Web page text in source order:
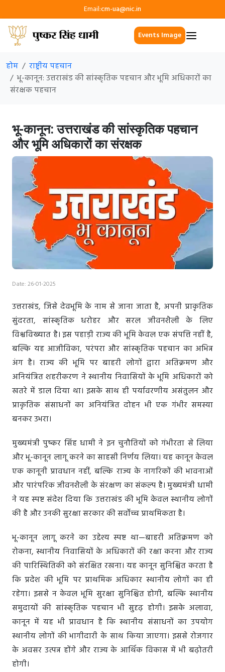
Email:cm-ua@nic.in
Events Image
होम
राष्ट्रीय पहचान
भू-कानून: उत्तराखंड की सांस्कृतिक पहचान और भूमि अधिकारों का
संरक्षक पहचान
भू-कानून: उत्तराखंड की सांस्कृतिक पहचान
और भूमि अधिकारों का संरक्षक
Date: 26-01-2025
उत्तराखंड, जिसे देवभूमि के नाम से जाना जाता है, अपनी प्राकृतिक
सुंदरता, सांस्कृतिक धरोहर और सरल जीवनशैली के लिए
विश्वविख्यात है। इस पहाड़ी राज्य की भूमि केवल एक संपत्ति नहीं है,
बल्कि यह आजीविका, परंपरा और सांस्कृतिक पहचान का अभिन्न
अंग है। राज्य की भूमि पर बाहरी लोगों द्वारा अतिक्रमण और
अनियंत्रित शहरीकरण ने स्थानीय निवासियों के भूमि अधिकारों को
खतरे में डाल दिया था। इसके साथ ही पर्यावरणीय असंतुलन और
प्राकृतिक संसाधनों का अनियंत्रित दोहन भी एक गंभीर समस्या
बनकर उभरा।
मुख्यमंत्री पुष्कर सिंह धामी ने इन चुनौतियों को गंभीरता से लिया
और भू-कानून लागू करने का साहसी निर्णय लिया। यह कानून केवल
एक कानूनी प्रावधान नहीं, बल्कि राज्य के नागरिकों की भावनाओं
और पारंपरिक जीवनशैली के संरक्षण का संकल्प है। मुख्यमंत्री धामी
ने यह स्पष्ट संदेश दिया कि उत्तराखंड की भूमि केवल स्थानीय लोगों
की है और उनकी सुरक्षा सरकार की सर्वोच्च प्राथमिकता है।
भू-कानून लागू करने का उद्देश्य स्पष्ट था—बाहरी अतिक्रमण को
रोकना, स्थानीय निवासियों के अधिकारों की रक्षा करना और राज्य
की पारिस्थितिकी को संरक्षित रखना। यह कानून सुनिश्चित करता है
कि प्रदेश की भूमि पर प्राथमिक अधिकार स्थानीय लोगों का ही
रहेगा। इससे न केवल भूमि सुरक्षा सुनिश्चित होगी, बल्कि स्थानीय
समुदायों की सांस्कृतिक पहचान भी सुदृढ़ होगी। इसके अलावा,
कानून में यह भी प्रावधान है कि स्थानीय संसाधनों का उपयोग
स्थानीय लोगों की भागीदारी के साथ किया जाएगा। इससे रोजगार
के अवसर उत्पन्न होंगे और राज्य के आर्थिक विकास में भी बढ़ोतरी
होगी।